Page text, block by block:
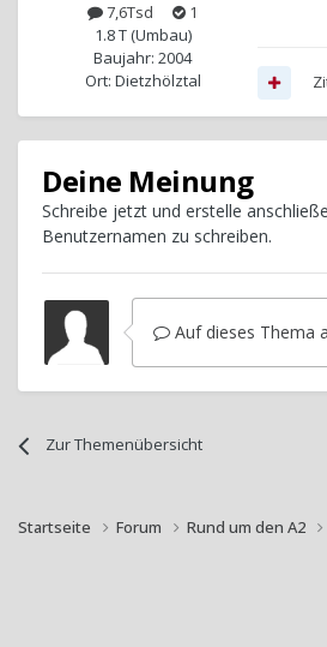
7,6Tsd
1
1.8 T (Umbau)
Baujahr: 2004
Ort: Dietzhölztal
Deine Meinung
Schreibe jetzt und erstelle
Benutzernamen zu schreiben.
Auf dieses Thema
Zur Themenübersicht
Startseite Forum Rund um den A2